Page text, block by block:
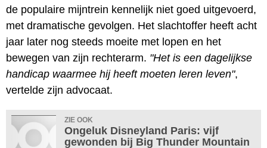
de populaire mijntrein kennelijk niet goed uitgevoerd,
met dramatische gevolgen. Het slachtoffer heeft acht
jaar later nog steeds moeite met lopen en het
bewegen van zijn rechterarm. "Het is een dagelijkse
handicap waarmee hij heeft moeten leren leven",
vertelde zijn advocaat.
ZIE OOK
Ongeluk Disneyland Paris: vijf
gewonden bij Big Thunder Mountain